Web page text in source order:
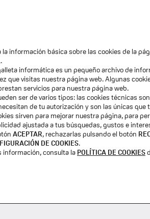
Suscribete a mi email
EDUCATIVO
la información básica sobre las cookies de la
informática es un pequeño archivo de
que visitas nuestra página web. Algunas
servicios para nuestra página web.
ser de varios tipos: las cookies técnicas
de tu autorización y son las únicas
sirven para mejorar nuestra página, para
ajustada a tus búsquedas, gustos e
ACEPTAR, rechazarlas pulsando el botón
DE COOKIES.
información, consulta la POLÍTICA DE COOKIES